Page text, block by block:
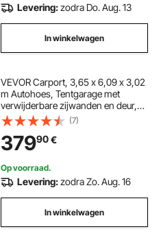
Levering:zodra Do. Aug. 13
In winkelwagen
VEVOR Carport, 3,65 x 6,09 x 3,02
m Autohoes, Tentgarage met
verwijderbare zijwanden en deur,
Autooverkapping, UV-bestendig en
waterafstotend, All-Season
bescherming voor auto en boot,
Wit
(7)
37990€
Op voorraad.
Levering:zodra Zo. Aug. 16
In winkelwagen